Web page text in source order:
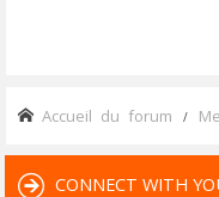
Accueil du forum
CONNECT WITH